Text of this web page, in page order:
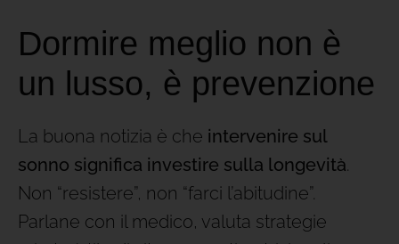
Dormire meglio non è
un lusso, è prevenzione
La buona notizia è che intervenire sul
sonno significa investire sulla longevità.
Non “resistere”, non “farci l’abitudine”.
Parlane con il medico, valuta strategie